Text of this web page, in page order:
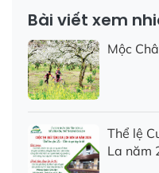
Bài viết xem
Mộc
Thể lệ
La năm